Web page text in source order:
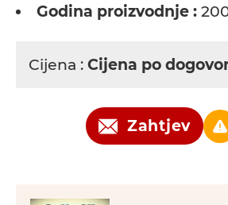
Godina proizvodnje :
Cijena : Cijena po
Zahtjev